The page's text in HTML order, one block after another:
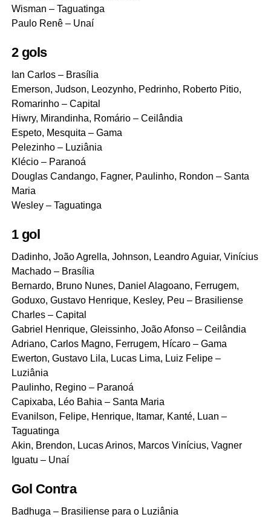
Wisman – Taguatinga
Paulo Renê – Unaí
2 gols
Ian Carlos – Brasília
Emerson, Judson, Leozynho, Pedrinho, Roberto Pitio,
Romarinho – Capital
Hiwry, Mirandinha, Romário – Ceilândia
Espeto, Mesquita – Gama
Pelezinho – Luziânia
Klécio – Paranoá
Douglas Candango, Fagner, Paulinho, Rondon – Santa
Maria
Wesley – Taguatinga
1 gol
Dadinho, João Agrella, Johnson, Leandro Aguiar, Vinícius
Machado – Brasília
Bernardo, Bruno Nunes, Daniel Alagoano, Ferrugem,
Goduxo, Gustavo Henrique, Kesley, Peu – Brasiliense
Charles – Capital
Gabriel Henrique, Gleissinho, João Afonso – Ceilândia
Adriano, Carlos Magno, Ferrugem, Hícaro – Gama
Ewerton, Gustavo Lila, Lucas Lima, Luiz Felipe –
Luziânia
Paulinho, Regino – Paranoá
Capixaba, Léo Bahia – Santa Maria
Evanilson, Felipe, Henrique, Itamar, Kanté, Luan –
Taguatinga
Akin, Brendon, Lucas Arinos, Marcos Vinícius, Vagner
Iguatu – Unaí
Gol Contra
Badhuga – Brasiliense para o Luziânia